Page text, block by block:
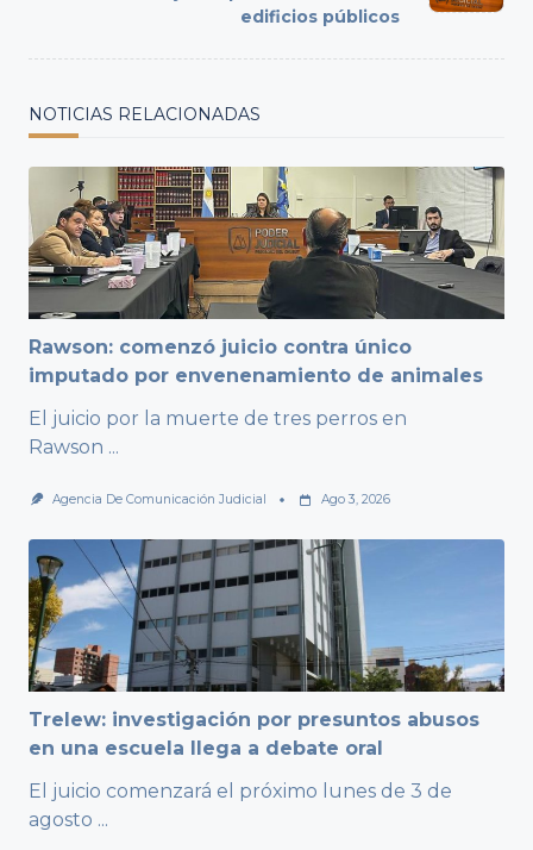
edificios públicos
NOTICIAS RELACIONADAS
Rawson: comenzó juicio contra único
imputado por envenenamiento de animales
El juicio por la muerte de tres perros en
Rawson ...
Agencia De Comunicación Judicial Ago 3, 2026
Trelew: investigación por presuntos abusos
en una escuela llega a debate oral
El juicio comenzará el próximo lunes de 3 de
agosto ...